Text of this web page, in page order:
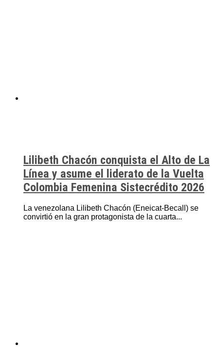
Lilibeth Chacón conquista el Alto de La
Línea y asume el liderato de la Vuelta
Colombia Femenina Sistecrédito 2026
La venezolana Lilibeth Chacón (Eneicat-Becall) se
convirtió en la gran protagonista de la cuarta...